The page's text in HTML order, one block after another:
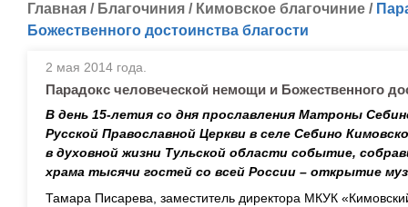
Главная / Благочиния / Кимовское благочиние /
Божественного достоинства благости
2 мая 2014 года.
Парадокс человеческой немощи и Божественного
В день 15-летия со дня прославления Матроны
Русской Православной Церкви в селе Себино
в духовной жизни Тульской области событие,
храма тысячи гостей со всей России – открытие
Тамара Писарева, заместитель директора МКУК